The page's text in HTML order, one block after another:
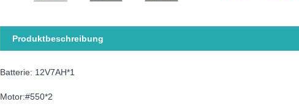
Produktbeschreibung
Batterie: 12V7AH*1
Motor:#550*2